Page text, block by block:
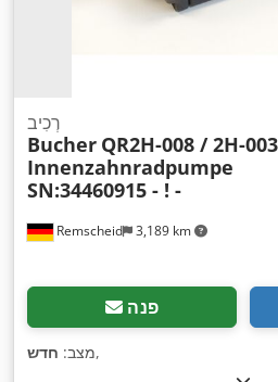
Remscheid 3,189 km
רְכִיב
Bucher QR2H-008 / 2H-
Innenzahnradpumpe
SN:34460915 - ! -
פנה
מצב: חדש ,